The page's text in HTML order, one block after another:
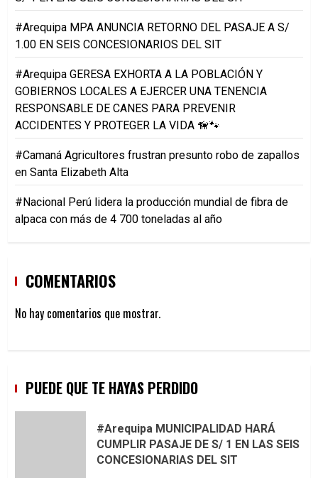
#Arequipa MPA ANUNCIA RETORNO DEL PASAJE A S/
1.00 EN SEIS CONCESIONARIOS DEL SIT
#Arequipa GERESA EXHORTA A LA POBLACIÓN Y
GOBIERNOS LOCALES A EJERCER UNA TENENCIA
RESPONSABLE DE CANES PARA PREVENIR
ACCIDENTES Y PROTEGER LA VIDA 🦮🐾
#Camaná Agricultores frustran presunto robo de zapallos
en Santa Elizabeth Alta
#Nacional Perú lidera la producción mundial de fibra de
alpaca con más de 4 700 toneladas al año
COMENTARIOS
No hay comentarios que mostrar.
PUEDE QUE TE HAYAS PERDIDO
#Arequipa MUNICIPALIDAD HARÁ
CUMPLIR PASAJE DE S/ 1 EN LAS SEIS
CONCESIONARIAS DEL SIT